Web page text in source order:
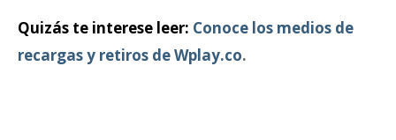
Quizás te interese leer: Conoce los medios de
recargas y retiros de Wplay.co.